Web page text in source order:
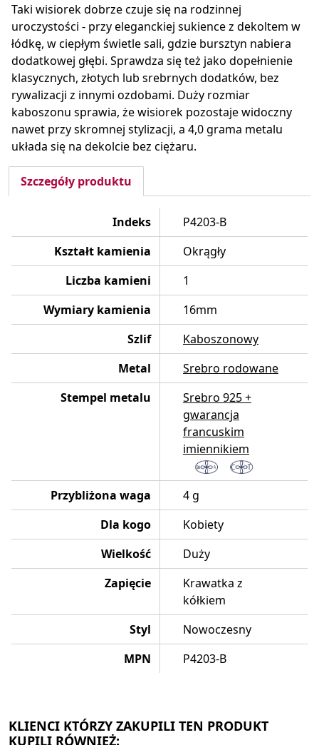
Taki wisiorek dobrze czuje się na rodzinnej
uroczystości - przy eleganckiej sukience z dekoltem w
łódkę, w ciepłym świetle sali, gdzie bursztyn nabiera
dodatkowej głębi. Sprawdza się też jako dopełnienie
klasycznych, złotych lub srebrnych dodatków, bez
rywalizacji z innymi ozdobami. Duży rozmiar
kaboszonu sprawia, że wisiorek pozostaje widoczny
nawet przy skromnej stylizacji, a 4,0 grama metalu
układa się na dekolcie bez ciężaru.
Szczegóły produktu
Indeks
P4203-B
Kształt kamienia
Okrągły
Liczba kamieni
1
Wymiary kamienia
16mm
Szlif
Kaboszonowy
Metal
Srebro rodowane
Stempel metalu
Srebro 925 +
gwarancja
francuskim
imiennikiem
Przybliżona waga
4 g
Dla kogo
Kobiety
Wielkość
Duży
Zapięcie
Krawatka z
kółkiem
Styl
Nowoczesny
MPN
P4203-B
KLIENCI KTÓRZY ZAKUPILI TEN PRODUKT
KUPILI RÓWNIEŻ: